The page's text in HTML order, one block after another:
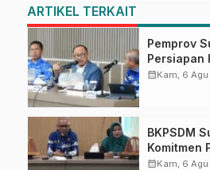
ARTIKEL TERKAIT
Pemprov
Persiapan
Puncak
calendar_monthKam, 6
BKPSDM
Komitmen
calendar_monthKam, 6